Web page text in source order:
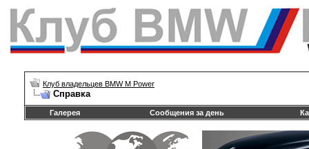
Клуб владельцев BMW M Power
Справка
Галерея Сообщения за день